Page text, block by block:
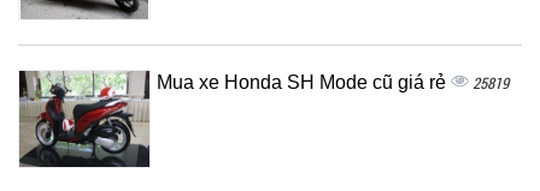
Mua xe Honda SH Mode cũ giá rẻ 25819